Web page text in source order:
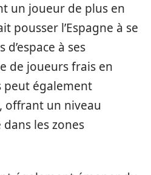
un joueur de plus en
pousser l’Espagne à se
à ses
de joueurs frais en
peut également
offrant un niveau
les zones